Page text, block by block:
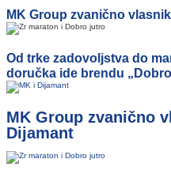
MK Group zvanično
Od trke zadovoljstva do
doručka ide brendu
MK Group zvanično
Dijamant